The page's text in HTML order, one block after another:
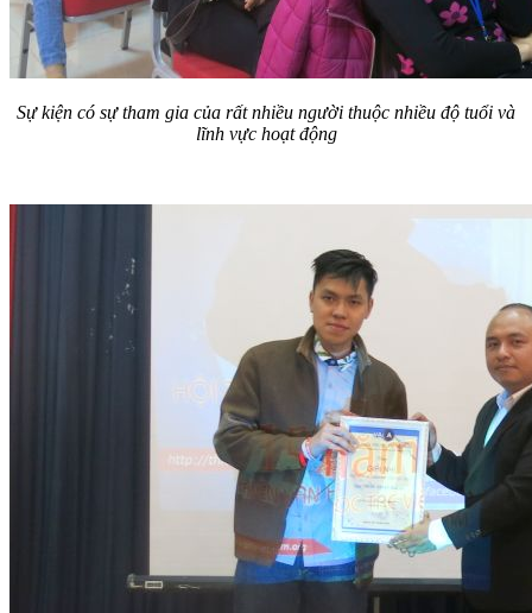
Sự kiện có sự tham gia của rất nhiều người thuộc nhiều độ tuổi và
lĩnh vực hoạt động